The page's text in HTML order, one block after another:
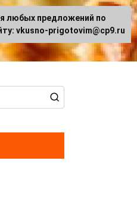
любых предложений по
vkusno-prigotovim@cp9.ru